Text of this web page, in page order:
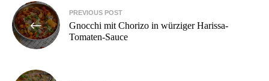
Beitragsnavigation
PREVIOUS POST
Gnocchi mit Chorizo in würziger Harissa-
Tomaten-Sauce